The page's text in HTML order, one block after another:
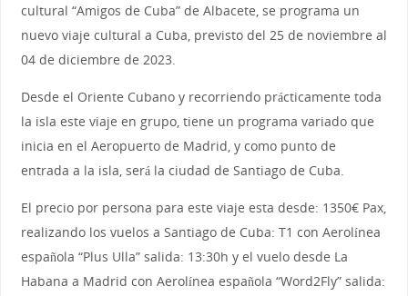
cultural “Amigos de Cuba” de Albacete, se programa un
nuevo viaje cultural a Cuba, previsto del 25 de noviembre al
04 de diciembre de 2023.
Desde el Oriente Cubano y recorriendo prácticamente toda
la isla este viaje en grupo, tiene un programa variado que
inicia en el Aeropuerto de Madrid, y como punto de
entrada a la isla, será la ciudad de Santiago de Cuba.
El precio por persona para este viaje esta desde: 1350€ Pax,
realizando los vuelos a Santiago de Cuba: T1 con Aerolínea
española “Plus Ulla” salida: 13:30h y el vuelo desde La
Habana a Madrid con Aerolínea española “Word2Fly” salida: